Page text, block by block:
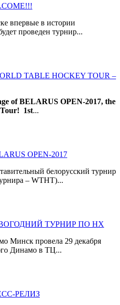
впервые в истории
проведен турнир...
TABLE HOCKEY TOUR –
of BELARUS OPEN-2017, the
1st...
OPEN-2017
белорусский турнир
– WTHT)...
ТУРНИР ПО НХ
Минск провела 29 декабря
Динамо в ТЦ...
РЕЛИЗ